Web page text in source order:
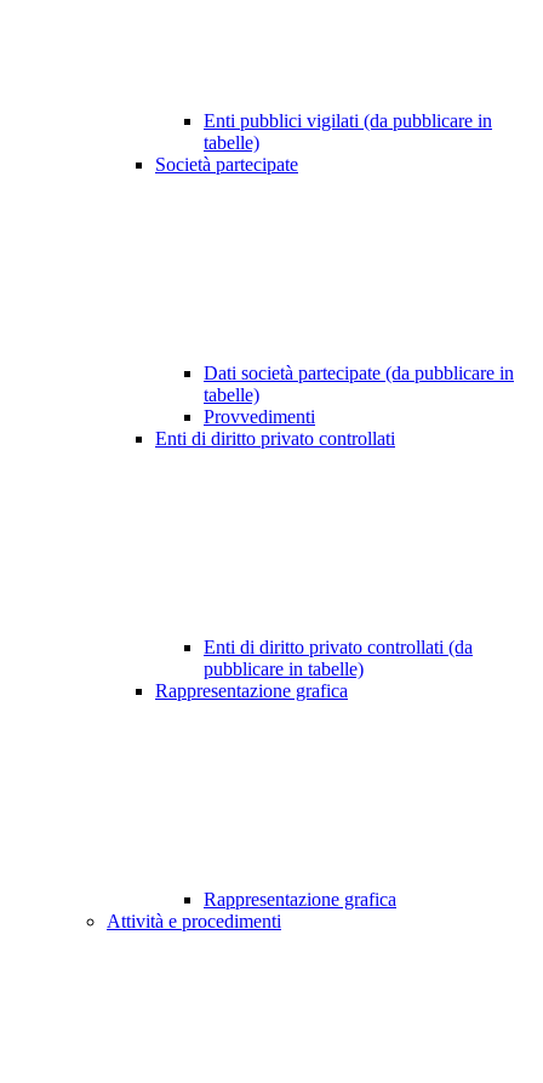
Enti pubblici vigilati (da pubblicare in
tabelle)
Società partecipate
Dati società partecipate (da pubblicare in
tabelle)
Provvedimenti
Enti di diritto privato controllati
Enti di diritto privato controllati (da
pubblicare in tabelle)
Rappresentazione grafica
Rappresentazione grafica
Attività e procedimenti